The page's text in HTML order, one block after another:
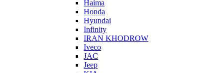
Haima
Honda
Hyundai
Infinity
IRAN KHODROW
Iveco
JAC
Jeep